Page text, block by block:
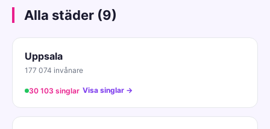
Alla städer (9)
Uppsala
177 074 invånare
30 103 singlar Visa singlar →